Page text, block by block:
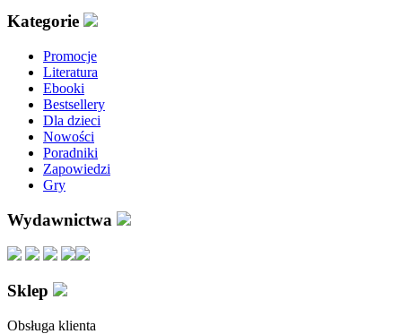
Kategorie
Promocje
Literatura
Ebooki
Bestsellery
Dla dzieci
Nowości
Poradniki
Zapowiedzi
Gry
Wydawnictwa
Sklep
Obsługa klienta